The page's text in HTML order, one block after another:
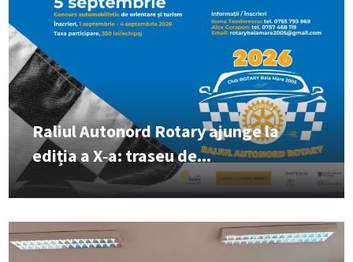
Raliul Autonord Rotary ajunge la
ediția a X‑a: traseu de...